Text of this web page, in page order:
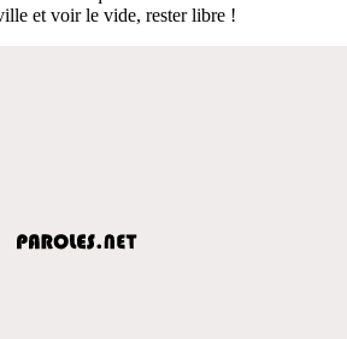
et voir le vide, rester libre !